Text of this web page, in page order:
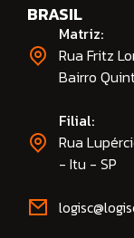
BRASIL
Matriz:
Rua Fritz
Bairro
Filial:
Rua
- Itu - SP